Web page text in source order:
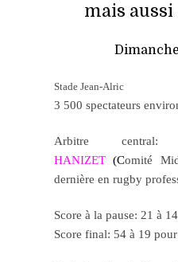
mais aussi
Stade Jean-Alric
3 500 spectateurs
Arbitre
HANIZET(Comité
dernière en rugby
Score à la pause: 21 à
Score final: 54 à 19